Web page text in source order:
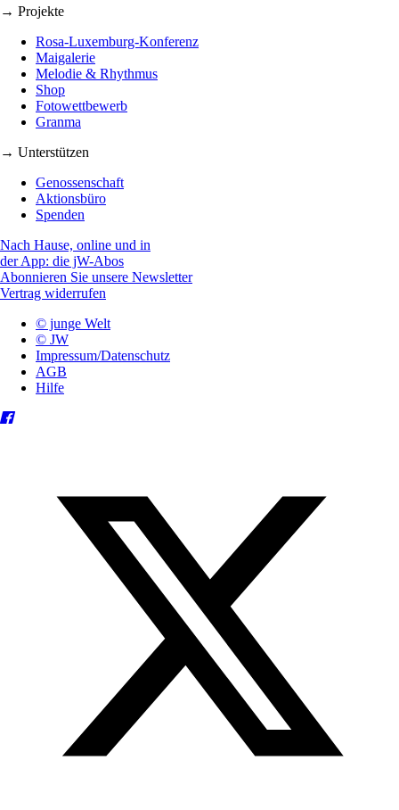
→ Projekte
Rosa-Luxemburg-Konferenz
Maigalerie
Melodie & Rhythmus
Shop
Fotowettbewerb
Granma
→ Unterstützen
Genossenschaft
Aktionsbüro
Spenden
Nach Hause, online und in
der App: die jW-Abos
Abonnieren Sie unsere Newsletter
Vertrag widerrufen
© junge Welt
© JW
Impressum/Datenschutz
AGB
Hilfe